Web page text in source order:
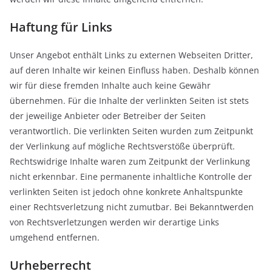
Haftung für Links
Unser Angebot enthält Links zu externen Webseiten Dritter,
auf deren Inhalte wir keinen Einfluss haben. Deshalb können
wir für diese fremden Inhalte auch keine Gewähr
übernehmen. Für die Inhalte der verlinkten Seiten ist stets
der jeweilige Anbieter oder Betreiber der Seiten
verantwortlich. Die verlinkten Seiten wurden zum Zeitpunkt
der Verlinkung auf mögliche Rechtsverstöße überprüft.
Rechtswidrige Inhalte waren zum Zeitpunkt der Verlinkung
nicht erkennbar. Eine permanente inhaltliche Kontrolle der
verlinkten Seiten ist jedoch ohne konkrete Anhaltspunkte
einer Rechtsverletzung nicht zumutbar. Bei Bekanntwerden
von Rechtsverletzungen werden wir derartige Links
umgehend entfernen.
Urheberrecht